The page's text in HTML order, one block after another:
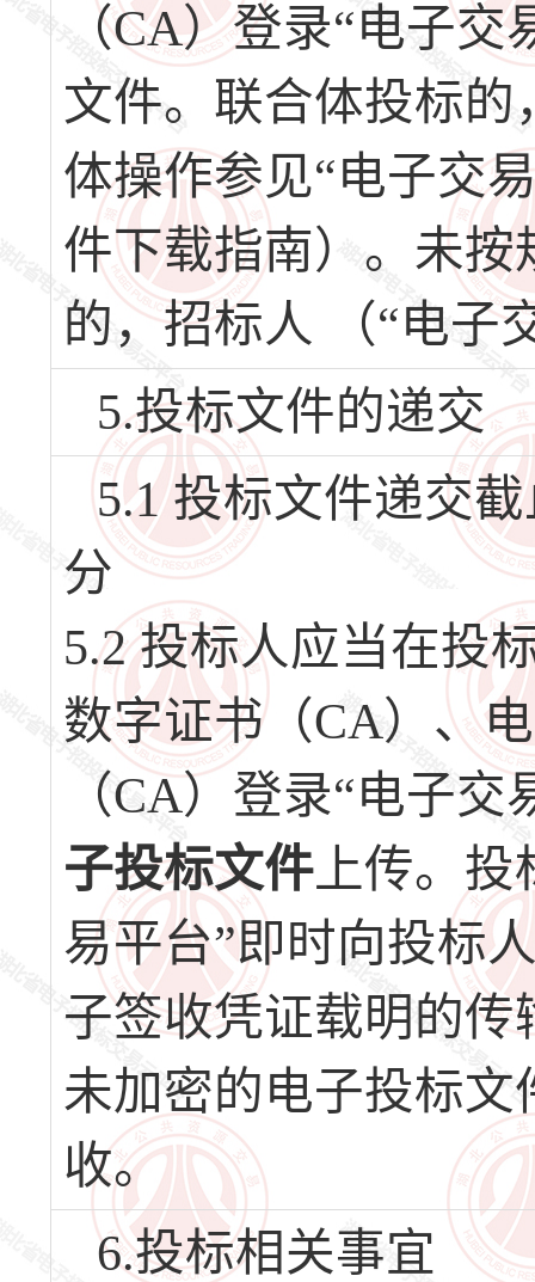
（CA）登录“电子
文件。联合体投标
体操作参见“电子交
件下载指南）。未按
的，招标人 （“电子
5.投标文件的递交
5.1 投标文件递交
分
5.2 投标人应当在投
数字证书（CA）、
（CA）登录“电子
子投标文件 上传。
易平台”即时向投标
子签收凭证载明的
未加密的电子投标文
收。
6.投标相关事宜